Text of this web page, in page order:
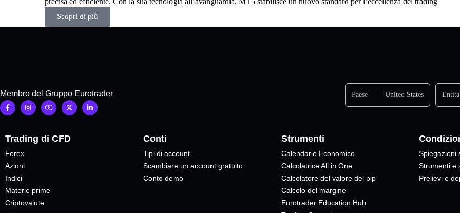
Scopri di più
Membro del Gruppo Eurotrader Paese United States
Trading di CFD
Forex
Azioni
Indici
Materie prime
Criptovalute
Conti
Tipi di account
Scambiare un account gratuito
Conto demo
Strumenti
Calendario Economico
Calcolatrice All in One
Calcolatore del valore del pip
Calcolo del margine
Eurotrader Education Hub
Spiegazioni
Strumenti e
Prelievi e